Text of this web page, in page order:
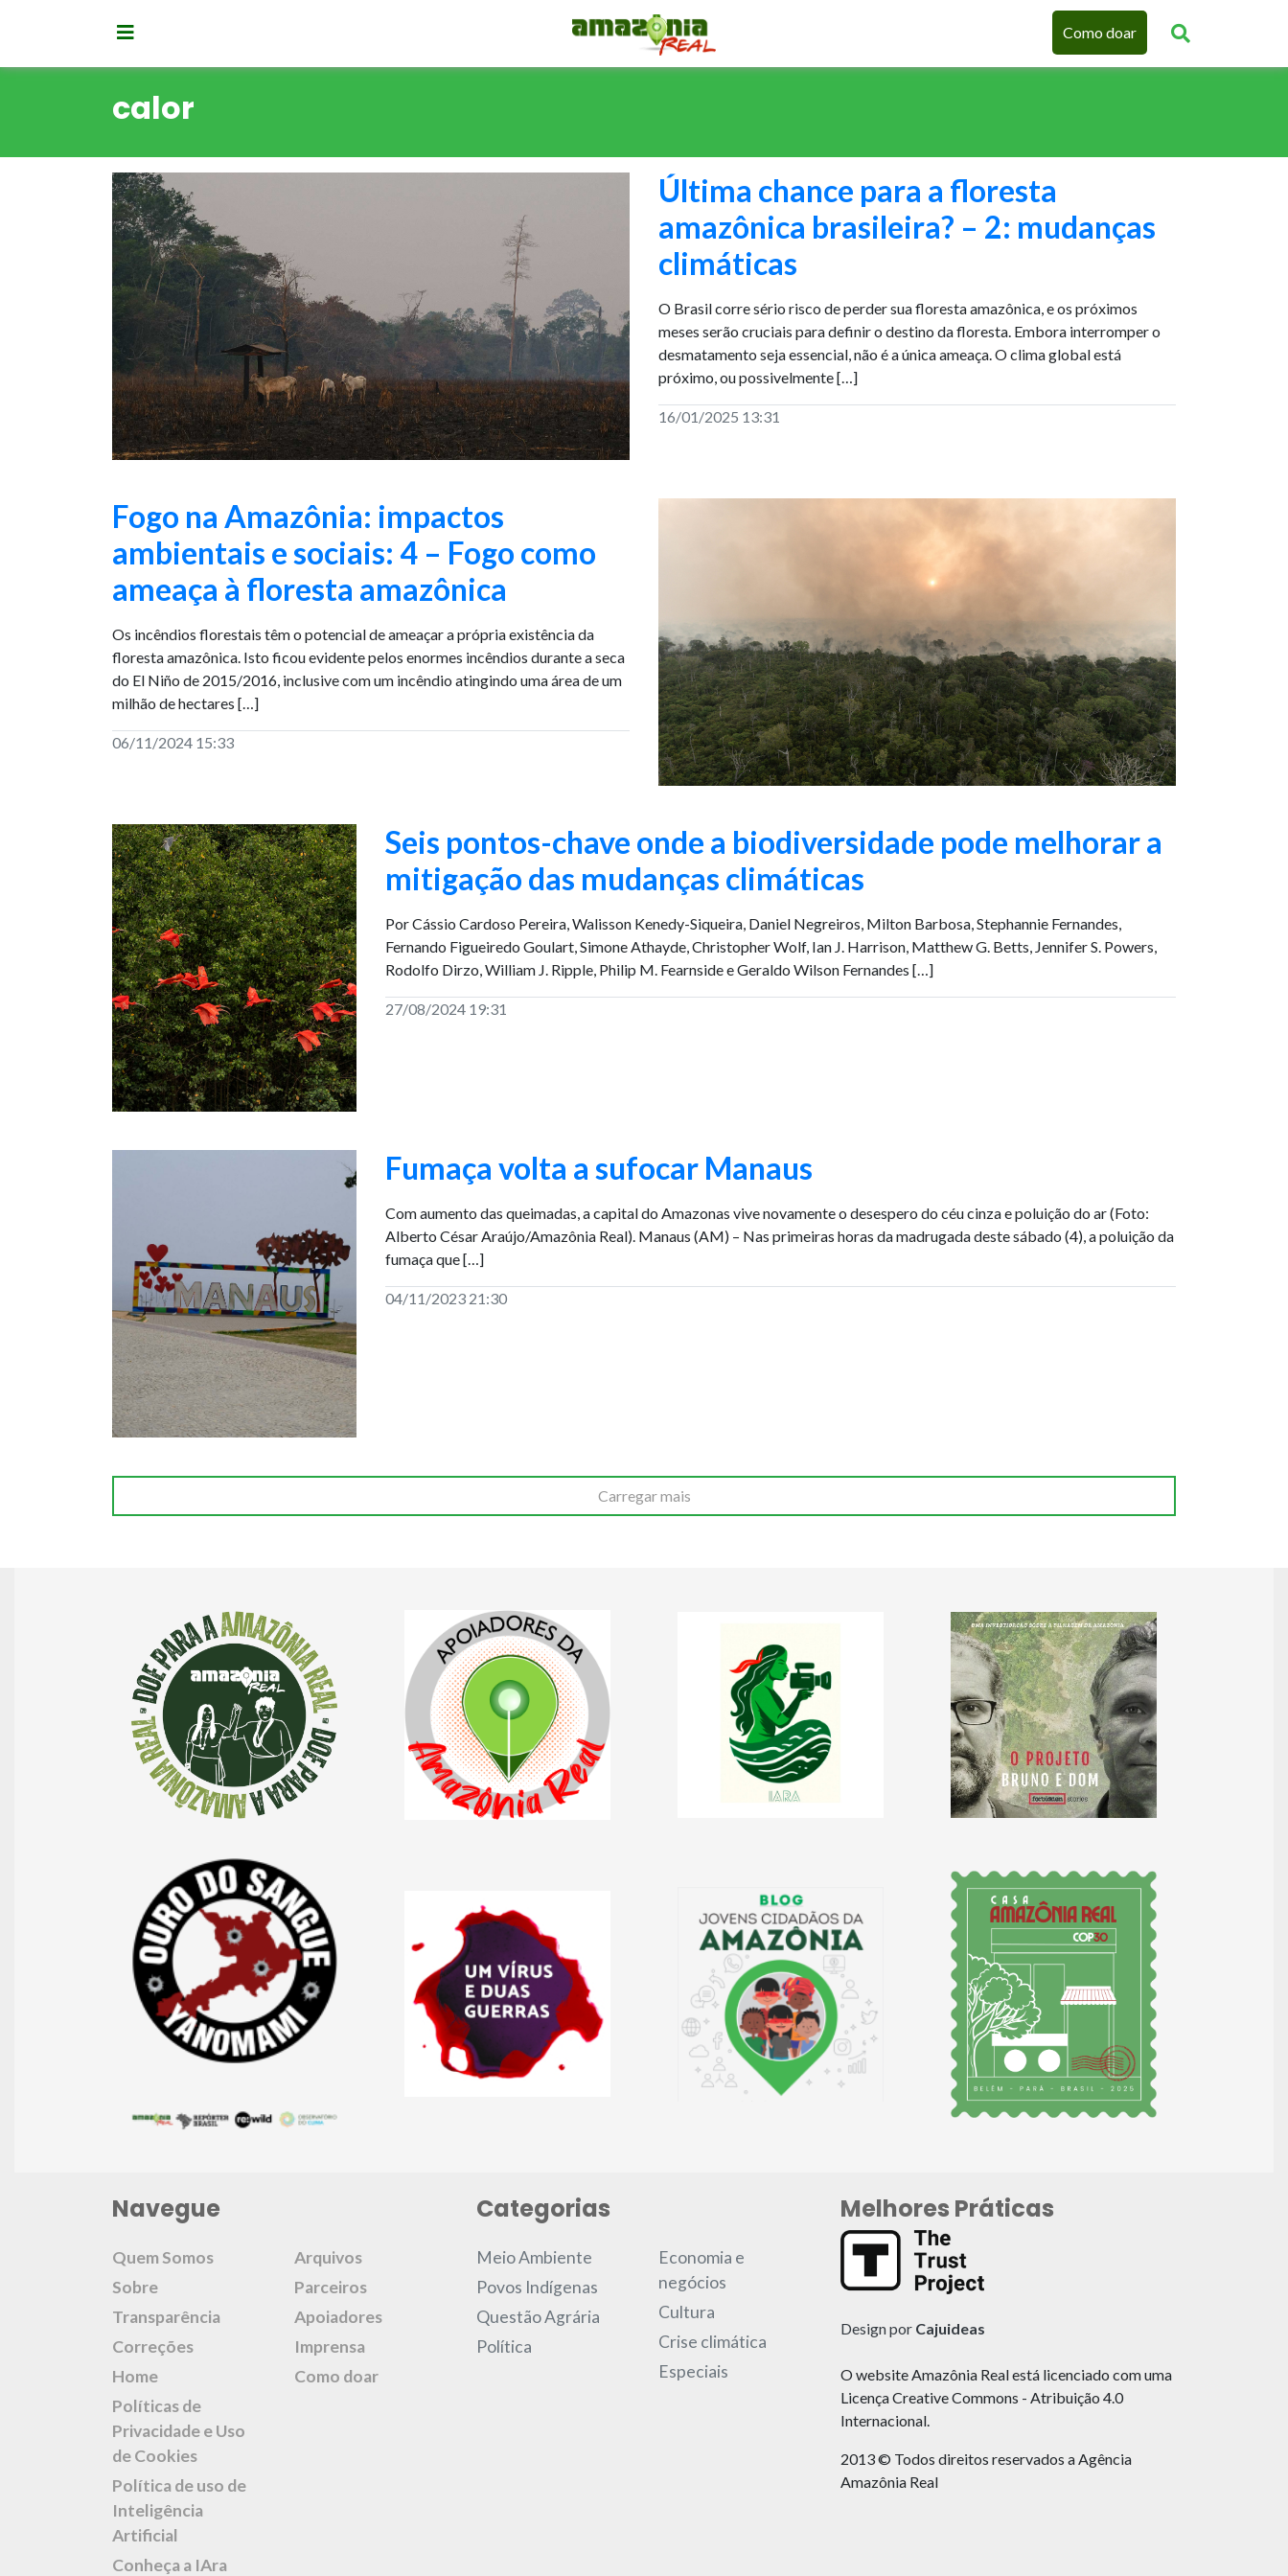
Como doar
calor
Última chance para a floresta
amazônica brasileira? – 2: mudanças
climáticas
O Brasil corre sério risco de perder sua floresta amazônica, e os próximos
meses serão cruciais para definir o destino da floresta. Embora interromper o
desmatamento seja essencial, não é a única ameaça. O clima global está
próximo, ou possivelmente […]
16/01/2025 13:31
Fogo na Amazônia: impactos
ambientais e sociais: 4 – Fogo como
ameaça à floresta amazônica
Os incêndios florestais têm o potencial de ameaçar a própria existência da
floresta amazônica. Isto ficou evidente pelos enormes incêndios durante a seca
do El Niño de 2015/2016, inclusive com um incêndio atingindo uma área de um
milhão de hectares […]
06/11/2024 15:33
Seis pontos-chave onde a biodiversidade pode melhorar a
mitigação das mudanças climáticas
Por Cássio Cardoso Pereira, Walisson Kenedy-Siqueira, Daniel Negreiros, Milton Barbosa, Stephannie Fernandes,
Fernando Figueiredo Goulart, Simone Athayde, Christopher Wolf, Ian J. Harrison, Matthew G. Betts, Jennifer S. Powers,
Rodolfo Dirzo, William J. Ripple, Philip M. Fearnside e Geraldo Wilson Fernandes […]
27/08/2024 19:31
Fumaça volta a sufocar Manaus
Com aumento das queimadas, a capital do Amazonas vive novamente o desespero do céu cinza e poluição do ar (Foto:
Alberto César Araújo/Amazônia Real). Manaus (AM) – Nas primeiras horas da madrugada deste sábado (4), a poluição da
fumaça que […]
04/11/2023 21:30
Carregar mais
Navegue
Quem Somos
Sobre
Transparência
Correções
Home
Políticas de
Privacidade e Uso
de Cookies
Política de uso de
Inteligência
Artificial
Conheça a IAra
Arquivos
Parceiros
Apoiadores
Imprensa
Como doar
Categorias
Meio Ambiente
Povos Indígenas
Questão Agrária
Política
Economia e
negócios
Cultura
Crise climática
Especiais
Melhores Práticas
Design por Cajuideas
O website Amazônia Real está licenciado com uma
Licença Creative Commons - Atribuição 4.0
Internacional.
2013 © Todos direitos reservados a Agência
Amazônia Real